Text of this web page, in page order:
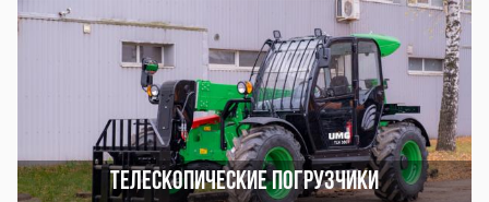
Телескопические погрузчики